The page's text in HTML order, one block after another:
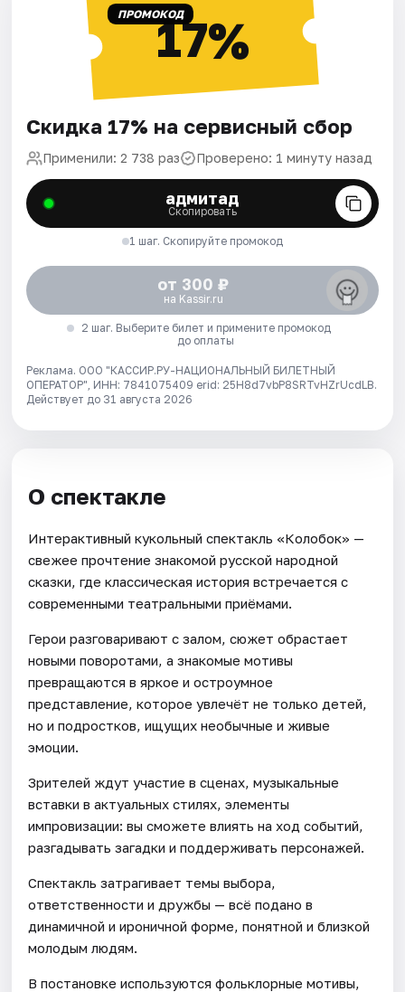
ПРОМОКОД17%
Скидка 17% на сервисный сбор
Применили: 2 738 раз Проверено: 1 минуту назад
адмитад
Скопировать
1 шаг. Скопируйте промокод
от 300 ₽
на Kassir.ru
2 шаг. Выберите билет и примените промокод
до оплаты
Реклама. ООО "КАССИР.РУ-НАЦИОНАЛЬНЫЙ БИЛЕТНЫЙ
ОПЕРАТОР", ИНН: 7841075409 erid: 25H8d7vbP8SRTvHZrUcdLB.
Действует до 31 августа 2026
О спектакле
Интерактивный кукольный спектакль «Колобок» —
свежее прочтение знакомой русской народной
сказки, где классическая история встречается с
современными театральными приёмами.
Герои разговаривают с залом, сюжет обрастает
новыми поворотами, а знакомые мотивы
превращаются в яркое и остроумное
представление, которое увлечёт не только детей,
но и подростков, ищущих необычные и живые
эмоции.
Зрителей ждут участие в сценах, музыкальные
вставки в актуальных стилях, элементы
импровизации: вы сможете влиять на ход событий,
разгадывать загадки и поддерживать персонажей.
Спектакль затрагивает темы выбора,
ответственности и дружбы — всё подано в
динамичной и ироничной форме, понятной и близкой
молодым людям.
В постановке используются фольклорные мотивы,